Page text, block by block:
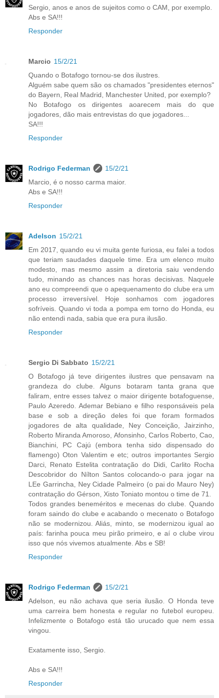
Sergio, anos e anos de sujeitos como o CAM, por exemplo.
Abs e SA!!!
Responder
Marcio 15/2/21
Quando o Botafogo tornou-se dos ilustres.
Alguém sabe quem são os chamados "presidentes eternos"
do Bayern, Real Madrid, Manchester United, por exemplo?
No Botafogo os dirigentes aoarecem mais do que
jogadores, dão mais entrevistas do que jogadores...
SA!!!
Responder
Rodrigo Federman
15/2/21
Marcio, é o nosso carma maior.
Abs e SA!!!
Responder
Adelson 15/2/21
Em 2017, quando eu vi muita gente furiosa, eu falei a todos
que teriam saudades daquele time. Era um elenco muito
modesto, mas mesmo assim a diretoria saiu vendendo
tudo, minando as chances nas horas decisivas. Naquele
ano eu compreendi que o apequenamento do clube era um
processo irreversível. Hoje sonhamos com jogadores
sofríveis. Quando vi toda a pompa em torno do Honda, eu
não entendi nada, sabia que era pura ilusão.
Responder
Sergio Di Sabbato 15/2/21
O Botafogo já teve dirigentes ilustres que pensavam na
grandeza do clube. Alguns botaram tanta grana que
faliram, entre esses talvez o maior dirigente botafoguense,
Paulo Azeredo. Ademar Bebiano e filho responsáveis pela
base e sob a direção deles foi que foram formados
jogadores de alta qualidade, Ney Conceição, Jairzinho,
Roberto Miranda Amoroso, Afonsinho, Carlos Roberto, Cao,
Bianchini, PC Cajú (embora tenha sido dispensado do
flamengo) Oton Valentim e etc; outros importantes Sergio
Darci, Renato Estelita contratação do Didi, Carlito Rocha
Descobridor do Nílton Santos colocando-o para jogar na
LEe Garrincha, Ney Cidade Palmeiro (o pai do Mauro Ney)
contratação do Gérson, Xisto Toniato montou o time de 71.
Todos grandes beneméritos e mecenas do clube. Quando
foram saindo do clube e acabando o mecenato o Botafogo
não se modernizou. Aliás, minto, se modernizou igual ao
país: farinha pouca meu pirão primeiro, e aí o clube virou
isso que nós vivemos atualmente. Abs e SB!
Responder
Rodrigo Federman
15/2/21
Adelson, eu não achava que seria ilusão. O Honda teve
uma carreira bem honesta e regular no futebol europeu.
Infelizmente o Botafogo está tão urucado que nem essa
vingou.
Exatamente isso, Sergio.
Abs e SA!!!
Responder